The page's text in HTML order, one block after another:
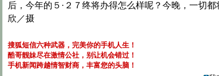
后，今年的５·２７终将办得怎么样呢？今晚，一
欣／摄
搜狐短信六种武器，完美你的手机人生！
酷哥靓妹尽在激情公社，别让机会错过！
手机新闻跨越情智财商，丰富您的头脑！